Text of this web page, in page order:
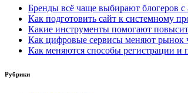
Бренды всё чаще выбирают блогеров с
Как подготовить сайт к системному
Какие инструменты помогают
Как цифровые сервисы меняют рынок
Как меняются способы регистрации и
Рубрики